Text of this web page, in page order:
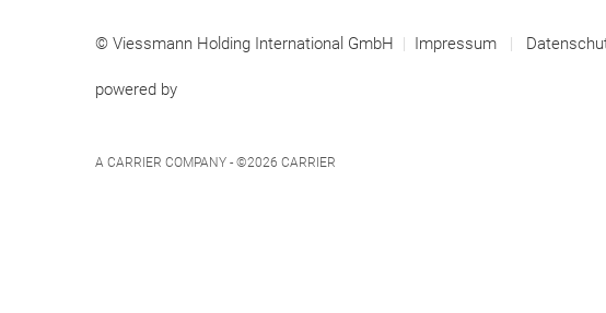
© Viessmann Holding International GmbH Impressum
powered by
A CARRIER COMPANY - ©2026 CARRIER